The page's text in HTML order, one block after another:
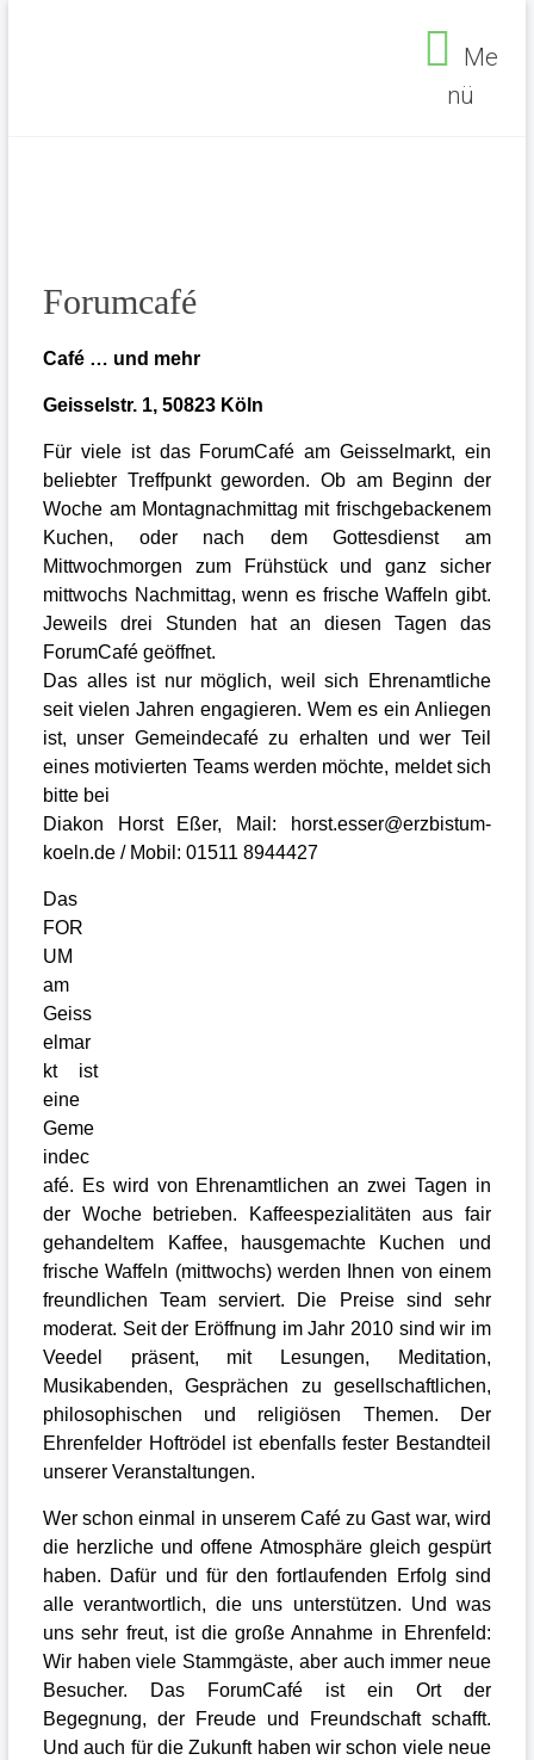
Seelsorgebereich Ehrenfeld>Einrichtungen>
Cafés>Forumcafé
Me
nü
Forumcafé
Café … und mehr
Geisselstr. 1, 50823 Köln
Für viele ist das ForumCafé am Geisselmarkt, ein
beliebter Treffpunkt geworden. Ob am Beginn der
Woche am Montagnachmittag mit frischgebackenem
Kuchen, oder nach dem Gottesdienst am
Mittwochmorgen zum Frühstück und ganz sicher
mittwochs Nachmittag, wenn es frische Waffeln gibt.
Jeweils drei Stunden hat an diesen Tagen das
ForumCafé geöffnet.
Das alles ist nur möglich, weil sich Ehrenamtliche
seit vielen Jahren engagieren. Wem es ein Anliegen
ist, unser Gemeindecafé zu erhalten und wer Teil
eines motivierten Teams werden möchte, meldet sich
bitte bei
Diakon Horst Eßer, Mail: horst.esser@erzbistum-
koeln.de / Mobil: 01511 8944427
Das
FOR
UM
am
Geiss
elmar
kt ist
eine
Geme
indec
afé. Es wird von Ehrenamtlichen an zwei Tagen in
der Woche betrieben. Kaffeespezialitäten aus fair
gehandeltem Kaffee, hausgemachte Kuchen und
frische Waffeln (mittwochs) werden Ihnen von einem
freundlichen Team serviert. Die Preise sind sehr
moderat. Seit der Eröffnung im Jahr 2010 sind wir im
Veedel präsent, mit Lesungen, Meditation,
Musikabenden, Gesprächen zu gesellschaftlichen,
philosophischen und religiösen Themen. Der
Ehrenfelder Hoftrödel ist ebenfalls fester Bestandteil
unserer Veranstaltungen.
Wer schon einmal in unserem Café zu Gast war, wird
die herzliche und offene Atmosphäre gleich gespürt
haben. Dafür und für den fortlaufenden Erfolg sind
alle verantwortlich, die uns unterstützen. Und was
uns sehr freut, ist die große Annahme in Ehrenfeld:
Wir haben viele Stammgäste, aber auch immer neue
Besucher. Das ForumCafé ist ein Ort der
Begegnung, der Freude und Freundschaft schafft.
Und auch für die Zukunft haben wir schon viele neue